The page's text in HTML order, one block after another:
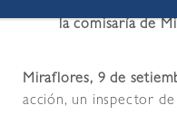
la comisaría de
Miraflores, 9 de
acción, un inspector